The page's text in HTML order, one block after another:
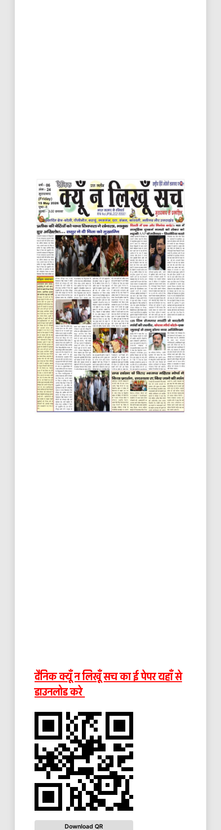
दैनिक क्यूँ न लिखूँ सच का ई पेपर यहाँ से
डाउनलोड करे
Download QR